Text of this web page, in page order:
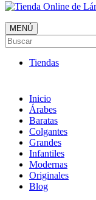
Tienda Online de
TOP en Ventas
MENÚ
Buscar
Tiendas
Inicio
Árabes
Baratas
Colgantes
Grandes
Infantiles
Modernas
Originales
Blog